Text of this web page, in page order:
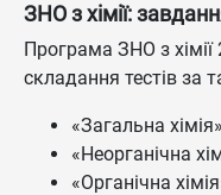
ЗНО з хімії:
Програма ЗНО з
складання тестів за
«Загальна
«Неорганічна
«Органічна